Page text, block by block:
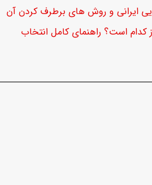
ایرانی و روش های برطرف کردن آن
است؟ راهنمای کامل انتخاب